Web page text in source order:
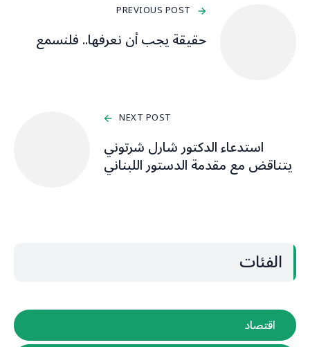
PREVIOUS POST
حقيقة يجب أن نعرفها.. فلنسمع
NEXT POST
استدعاء الدكتور شارل شرتوني
يتناقض مع مقدمة الدستور اللبناني
الفئات
اقتصاد